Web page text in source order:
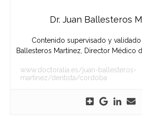
Dr. Juan Ballesteros
Contenido supervisado y
Ballesteros Martínez, Director Médico
www.doctoralia.es/juan-ballesteros-
martinez/dentista/cordoba